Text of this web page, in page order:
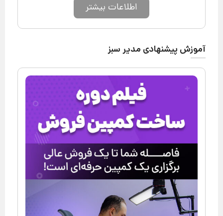
اطلاعات بیشتر
آموزش پیشنهادی مدیر سبز